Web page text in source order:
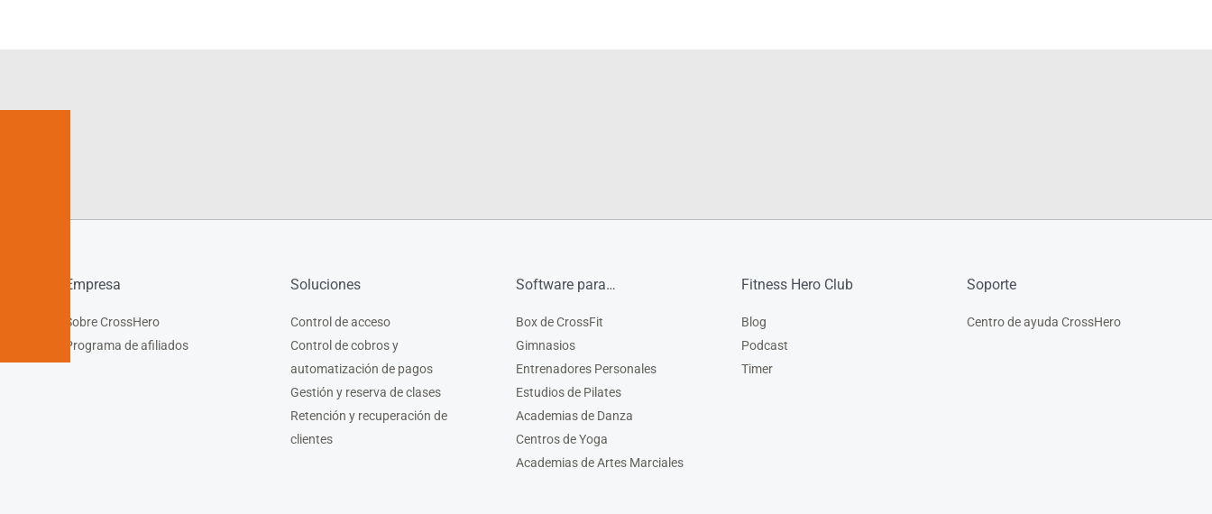
Empresa
Sobre CrossHero
Programa de afiliados
Soluciones
Control de acceso
Control de cobros y
automatización de pagos
Gestión y reserva de clases
Retención y recuperación de
clientes
Software para…
Box de CrossFit
Gimnasios
Entrenadores Personales
Estudios de Pilates
Academias de Danza
Centros de Yoga
Academias de Artes Marciales
Fitness Hero Club
Blog
Podcast
Timer
Soporte
Centro de ayuda CrossHero